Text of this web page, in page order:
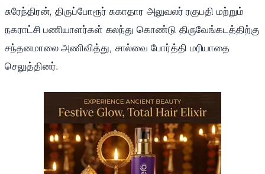
சுரேந்திரன், திருப்போரூர் சுகாதார அலுவலர் ரகுபதி மற்றும்
நகராட்சி பணியாளர்கள் கலந்து கொண்டு திருவேங்கடத்திற்கு
சந்தனமாலை அணிவித்து, சால்வை போர்த்தி மரியாதை
செலுத்தினர்.